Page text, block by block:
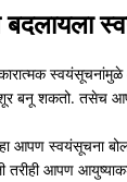
बदलायला
बनू शकतो. तसेच
आपण स्वयंसूचना
आपण